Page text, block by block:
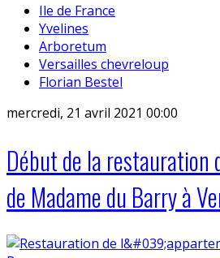
Ile de France
Yvelines
Arboretum
Versailles chevreloup
Florian Bestel
mercredi, 21 avril 2021 00:00
Début de la restauration
de Madame du Barry à